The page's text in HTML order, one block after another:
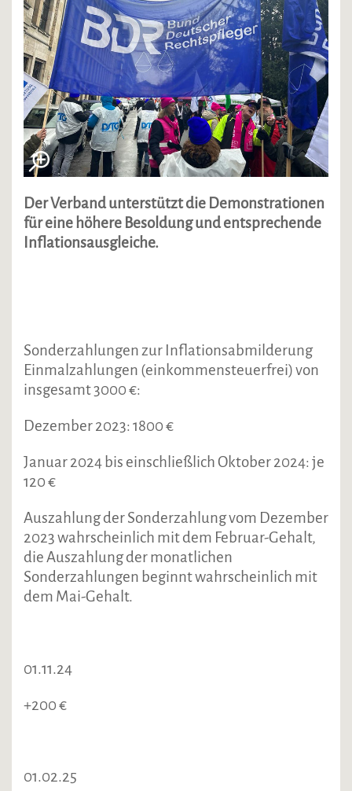
Der Verband unterstützt die Demonstrationen
für eine höhere Besoldung und entsprechende
Inflationsausgleiche.
Sonderzahlungen zur Inflationsabmilderung
Einmalzahlungen (einkommensteuerfrei) von
insgesamt 3000 €:
Dezember 2023: 1800 €
Januar 2024 bis einschließlich Oktober 2024: je
120 €
Auszahlung der Sonderzahlung vom Dezember
2023 wahrscheinlich mit dem Februar-Gehalt,
die Auszahlung der monatlichen
Sonderzahlungen beginnt wahrscheinlich mit
dem Mai-Gehalt.
01.11.24
+200 €
01.02.25